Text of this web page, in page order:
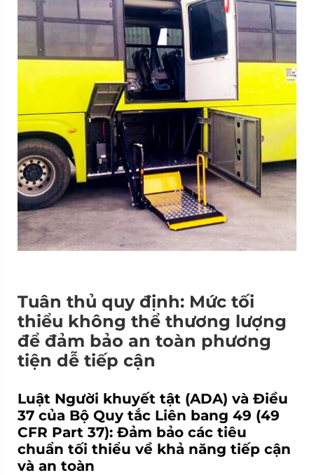
Tuân thủ quy định: Mức tối
thiểu không thể thương lượng
để đảm bảo an toàn phương
tiện dễ tiếp cận
Luật Người khuyết tật (ADA) và Điều
37 của Bộ Quy tắc Liên bang 49 (49
CFR Part 37): Đảm bảo các tiêu
chuẩn tối thiểu về khả năng tiếp cận
và an toàn